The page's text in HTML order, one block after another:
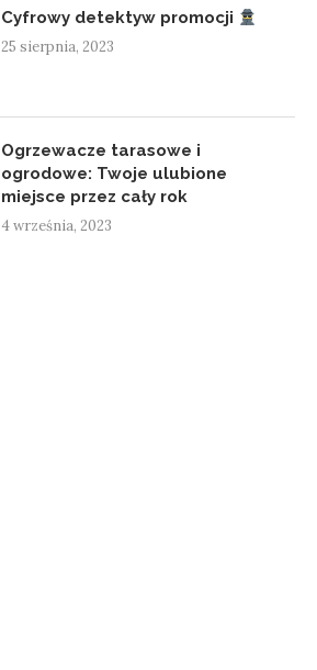
Cyfrowy detektyw promocji
25 sierpnia, 2023
Ogrzewacze tarasowe i
ogrodowe: Twoje ulubione
miejsce przez cały rok
4 września, 2023